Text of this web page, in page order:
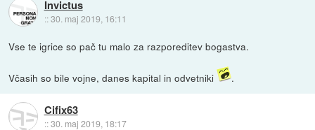
Invictus
::30. maj 2019, 16:11
Vse te igrice so pač tu malo za razporeditev bogastva.
Včasih so bile vojne, danes kapital in odvetniki .
Cifix63
::30. maj 2019, 18:17